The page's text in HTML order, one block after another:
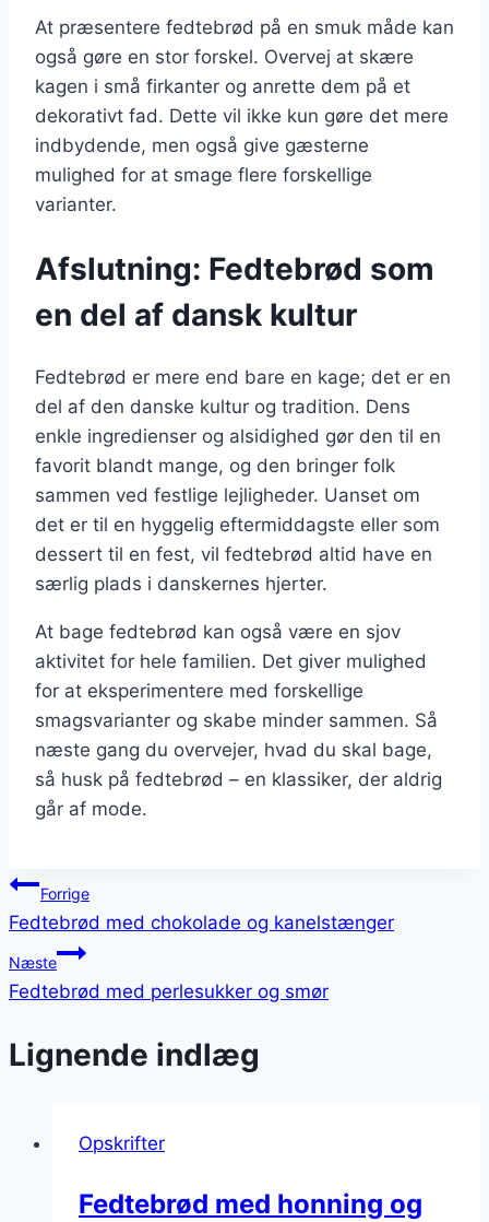
At præsentere fedtebrød på en smuk måde kan
også gøre en stor forskel. Overvej at skære
kagen i små firkanter og anrette dem på et
dekorativt fad. Dette vil ikke kun gøre det mere
indbydende, men også give gæsterne
mulighed for at smage flere forskellige
varianter.
Afslutning: Fedtebrød som
en del af dansk kultur
Fedtebrød er mere end bare en kage; det er en
del af den danske kultur og tradition. Dens
enkle ingredienser og alsidighed gør den til en
favorit blandt mange, og den bringer folk
sammen ved festlige lejligheder. Uanset om
det er til en hyggelig eftermiddagste eller som
dessert til en fest, vil fedtebrød altid have en
særlig plads i danskernes hjerter.
At bage fedtebrød kan også være en sjov
aktivitet for hele familien. Det giver mulighed
for at eksperimentere med forskellige
smagsvarianter og skabe minder sammen. Så
næste gang du overvejer, hvad du skal bage,
så husk på fedtebrød – en klassiker, der aldrig
går af mode.
Indlægsnavigation
Forrige
Fedtebrød med chokolade og kanelstænger
Næste
Fedtebrød med perlesukker og smør
Lignende indlæg
Opskrifter
Fedtebrød med honning og